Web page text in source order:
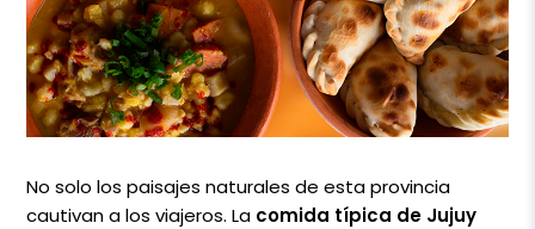
No solo los paisajes naturales de esta provincia
cautivan a los viajeros. La comida típica de Jujuy